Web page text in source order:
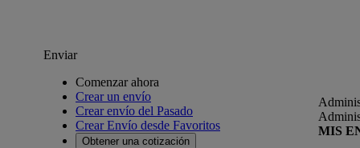
Enviar
Comenzar ahora
Crear un envío
Crear envío del Pasado
Crear Envío desde Favoritos
Obtener una cotización
MIS